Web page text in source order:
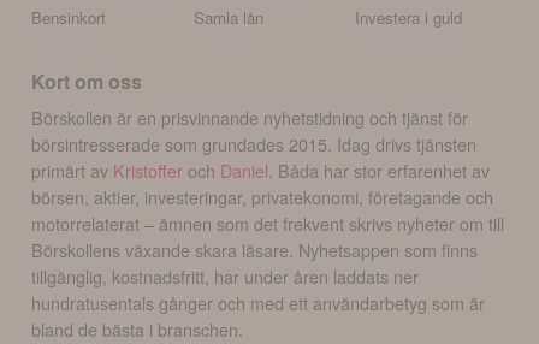
Bensinkort
Samla lån
Investera i guld
Kort om oss
Börskollen är en prisvinnande nyhetstidning och tjänst för
börsintresserade som grundades 2015. Idag drivs tjänsten
primärt av Kristoffer och Daniel . Båda har stor erfarenhet av
börsen, aktier, investeringar, privatekonomi, företagande och
motorrelaterat – ämnen som det frekvent skrivs nyheter om till
Börskollens växande skara läsare. Nyhetsappen som finns
tillgänglig, kostnadsfritt, har under åren laddats ner
hundratusentals gånger och med ett användarbetyg som är
bland de bästa i branschen.